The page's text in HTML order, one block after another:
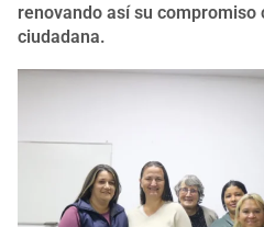
renovando así su compromiso
ciudadana.